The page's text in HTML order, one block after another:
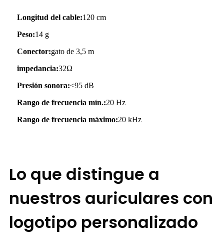
Longitud del cable:120 cm
Peso:14 g
Conector:gato de 3,5 m
impedancia:32Ω
Presión sonora:<95 dB
Rango de frecuencia mín.:20 Hz
Rango de frecuencia máximo:20 kHz
Lo que distingue a
nuestros auriculares con
logotipo personalizado